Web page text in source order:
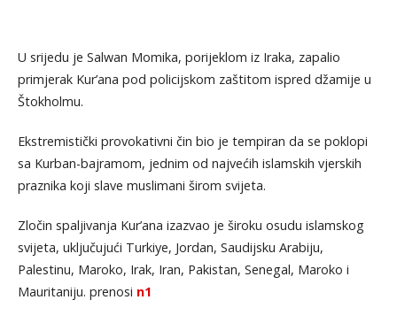
U srijedu je Salwan Momika, porijeklom iz Iraka, zapalio
primjerak Kur’ana pod policijskom zaštitom ispred džamije u
Štokholmu.
Ekstremistički provokativni čin bio je tempiran da se poklopi
sa Kurban-bajramom, jednim od najvećih islamskih vjerskih
praznika koji slave muslimani širom svijeta.
Zločin spaljivanja Kur’ana izazvao je široku osudu islamskog
svijeta, uključujući Turkiye, Jordan, Saudijsku Arabiju,
Palestinu, Maroko, Irak, Iran, Pakistan, Senegal, Maroko i
Mauritaniju. prenosi n1